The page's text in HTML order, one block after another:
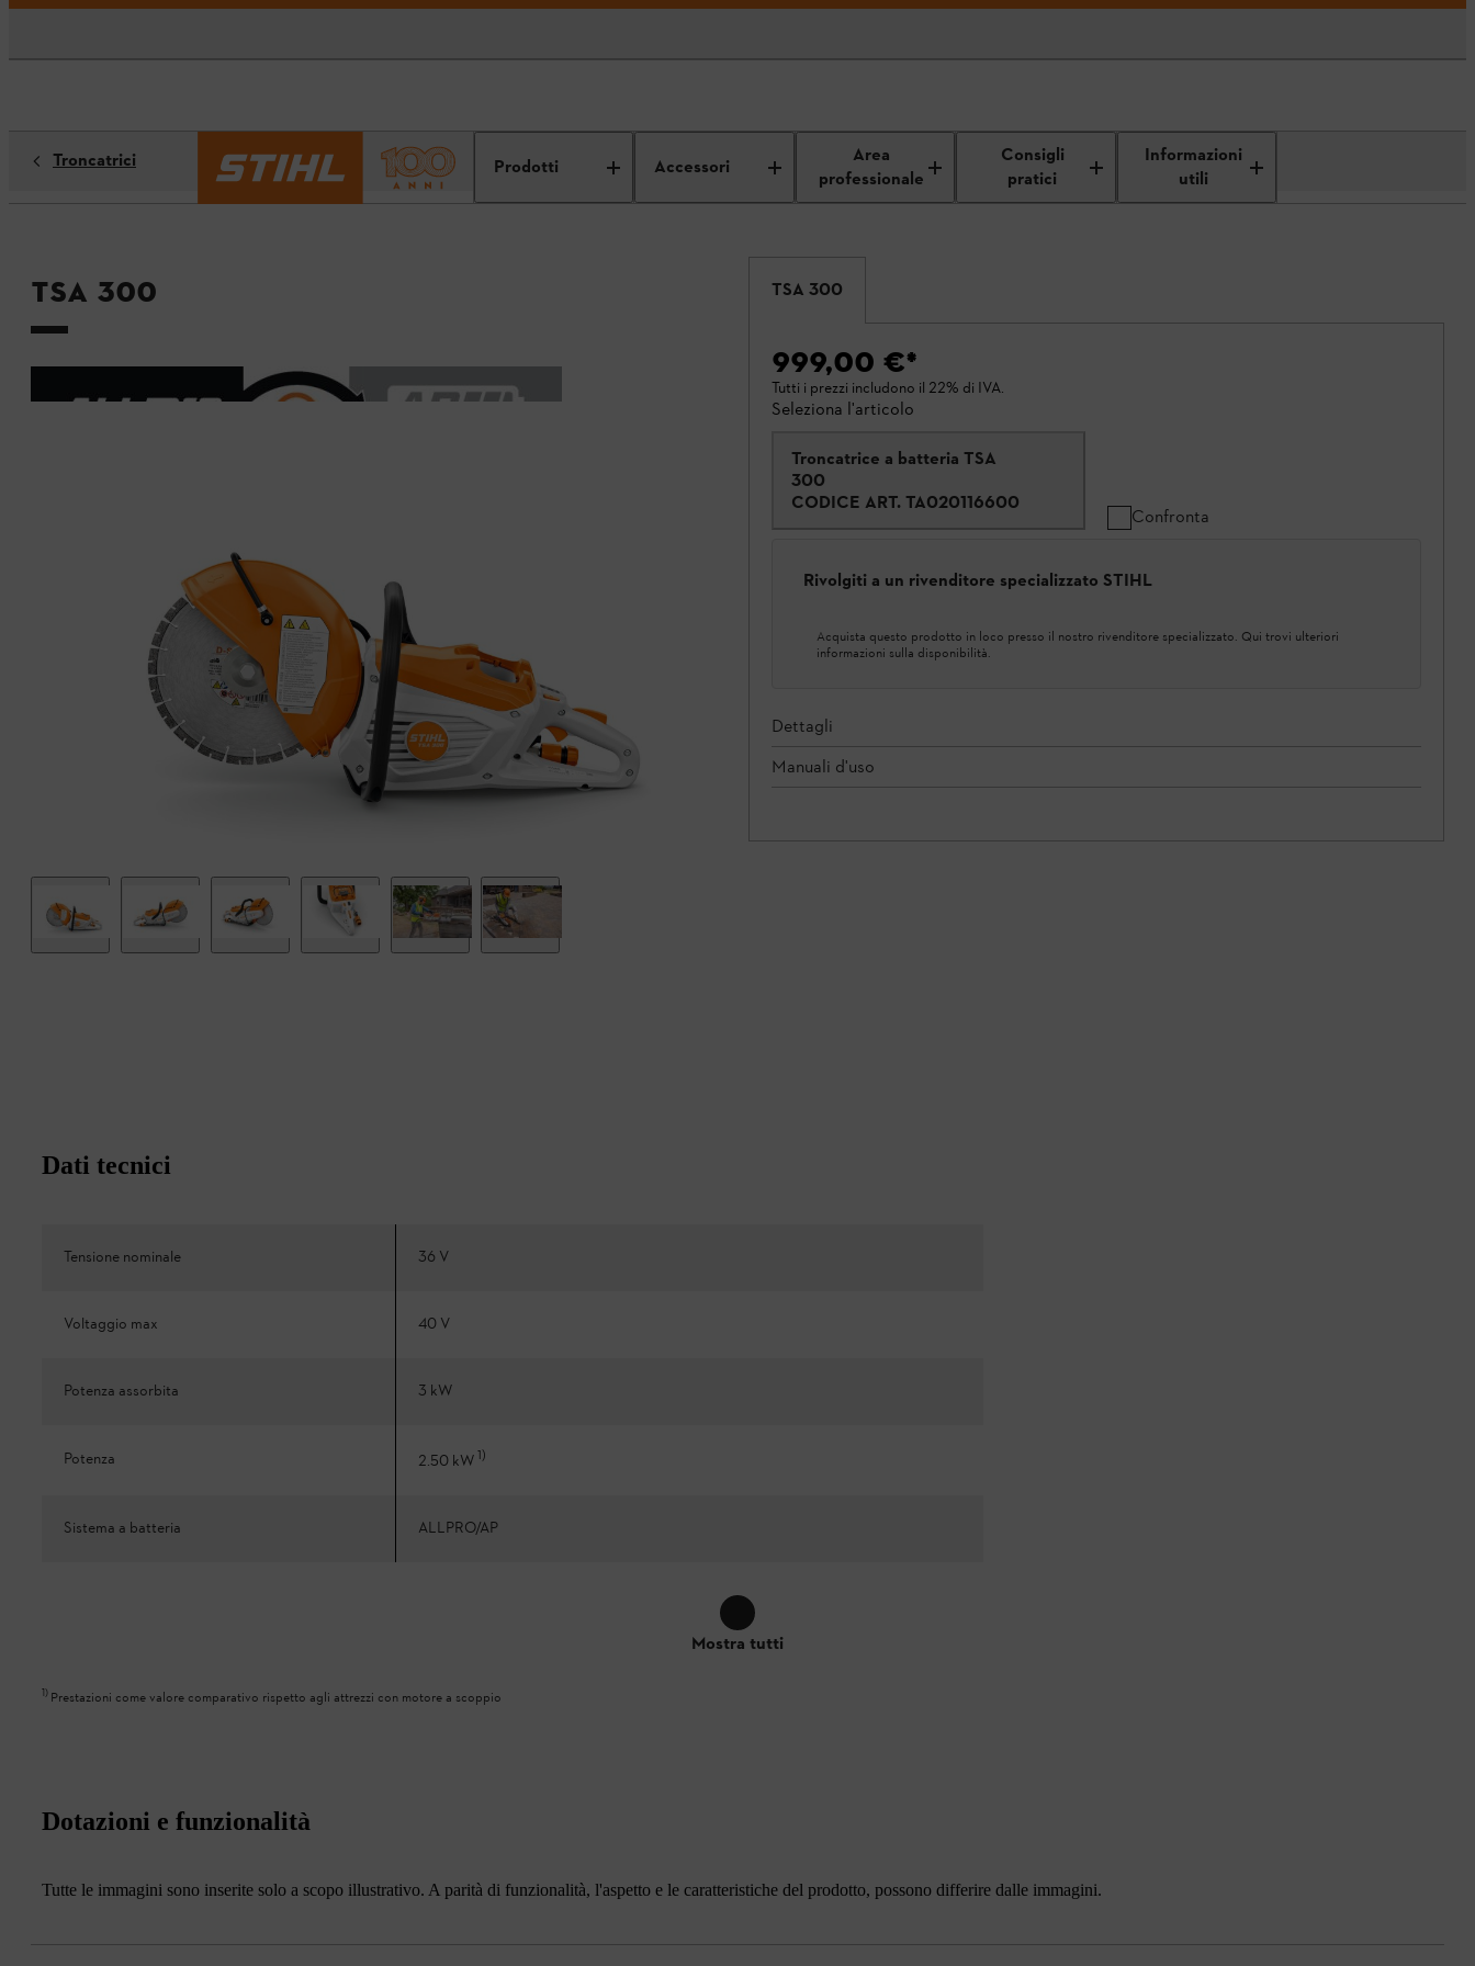
Prodotti Accessori
Area
professionale
Consigli
pratici
Informazioni
utili
Troncatrici
TSA 300 TSA 300
999,00 €*
Tutti i prezzi includono il 22% di IVA.
Seleziona l'articolo
Troncatrice a batteria TSA
300
CODICE ART. TA020116600
Confronta
Rivolgiti a un rivenditore specializzato STIHL
Acquista questo prodotto in loco presso il nostro rivenditore specializzato. Qui trovi ulteriori
informazioni sulla disponibilità.
Dettagli
Manuali d'uso
Dati tecnici
Tensione nominale 36 V
Voltaggio max 40 V
Potenza assorbita 3 kW
Potenza 2.50 kW1)
Sistema a batteria ALLPRO/AP
Mostra tutti
1) Prestazioni come valore comparativo rispetto agli attrezzi con motore a scoppio
Dotazioni e funzionalità
Tutte le immagini sono inserite solo a scopo illustrativo. A parità di funzionalità, l'aspetto e le caratteristiche del prodotto, possono differire dalle immagini.